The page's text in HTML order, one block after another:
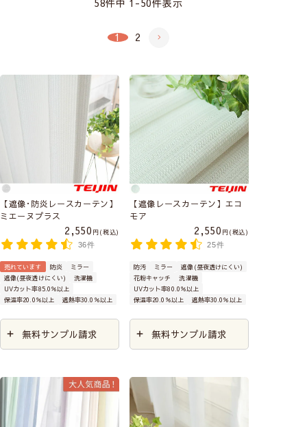
1 2
【遮像･防炎レースカーテン】
ミエーヌプラス
2,550
税込
36件
売れています 防炎
ミラー
遮像(昼夜透けにくい)
洗濯機
UVカット率85.0％以上
保温率20.0％以上
遮熱率30.0％以上
無料サンプル請求
【遮像レースカーテン】エコ
モア
2,550
税込
25件
防汚 ミラー
遮像(昼夜透けにくい)
花粉キャッチ
洗濯機
UVカット率80.0％以上
保温率20.0％以上
遮熱率30.0％以上
無料サンプル請求